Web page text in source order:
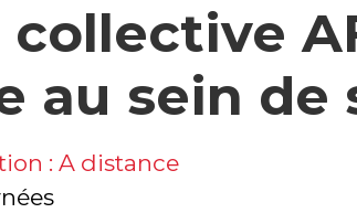
au sein de
: A distance